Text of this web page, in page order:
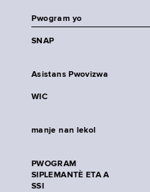
Pwogram yo
SNAP
Asistans Pwovizwa
WIC
manje nan lekol
PWOGRAM
SIPLEMANTÈ ETA A
SSI